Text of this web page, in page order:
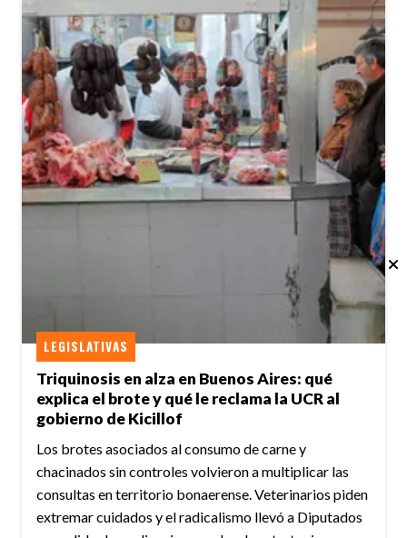
Triquinosis en alza en Buenos Aires: qué
explica el brote y qué le reclama la UCR al
gobierno de Kicillof
LEGISLATIVAS
Los brotes asociados al consumo de carne y
chacinados sin controles volvieron a multiplicar las
consultas en territorio bonaerense. Veterinarios piden
extremar cuidados y el radicalismo llevó a Diputados